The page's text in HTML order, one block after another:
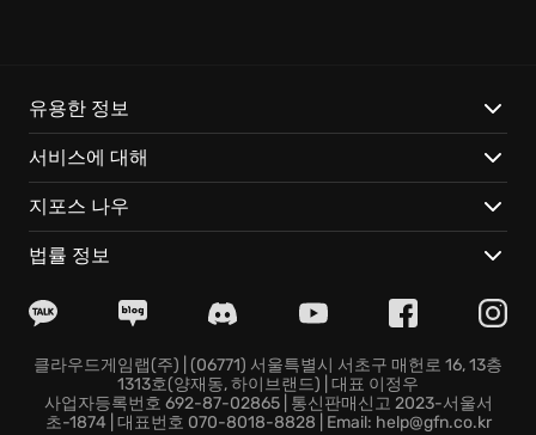
신의 손끝에서 새롭게 피어납니다.
비밀스러운 과거와 특별한 능력을 지닌 영웅들. 그들의
여정을 따라, 당신만의 스토리를 써내려 가세요.
적의 빈틈을 노리는 '브레이크', 강력한 힘을 폭발시키는
'부스트'! 쾌감 넘치는 전략 전투를 경험하세요.
망설이지 마세요! 지금 OCTOPATH TRAVELER의 문을 열
유용한 정보
서비스에 대해
지포스 나우
법률 정보
클라우드게임랩(주) | (06771) 서울특별시 서초구 매헌로 16, 13층
1313호(양재동, 하이브랜드) | 대표 이정우
사업자등록번호 692-87-02865 | 통신판매신고 2023-서울서
초-1874 | 대표번호 070-8018-8828 | Email: help@gfn.co.kr